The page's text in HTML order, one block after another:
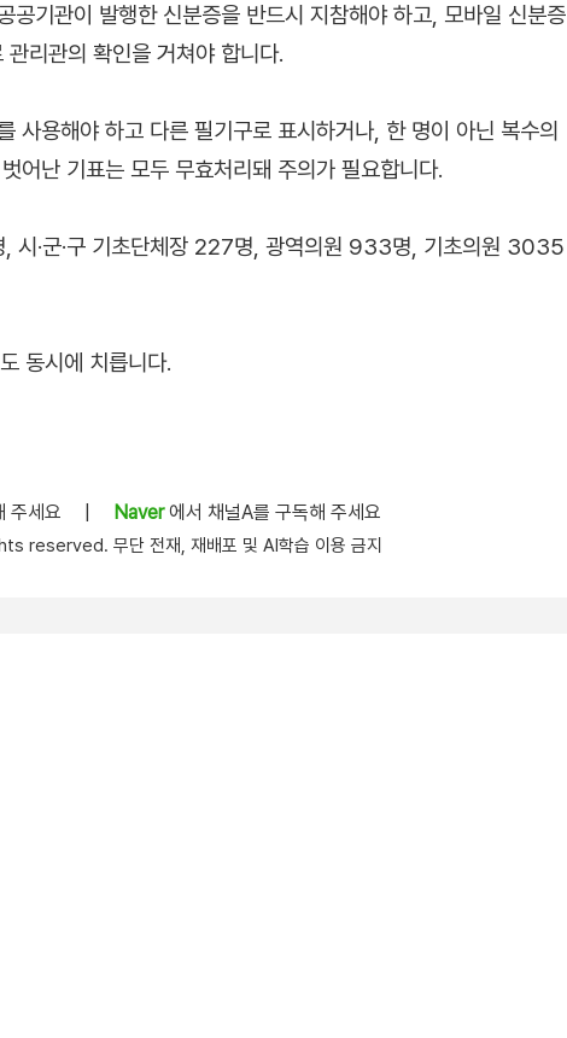
공기관이 발행한 신분증을 반드시 지참해야 하고, 모바일 신분증
리관의 확인을 거쳐야 합니다.
사용해야 하고 다른 필기구로 표시하거나, 한 명이 아닌 복수의
어난 기표는 모두 무효처리돼 주의가 필요합니다.
시·군·구 기초단체장 227명, 광역의원 933명, 기초의원 3035
동시에 치릅니다.
주세요 Naver에서 채널A를 구독해 주세요
reserved. 무단 전재, 재배포 및 AI학습 이용 금지